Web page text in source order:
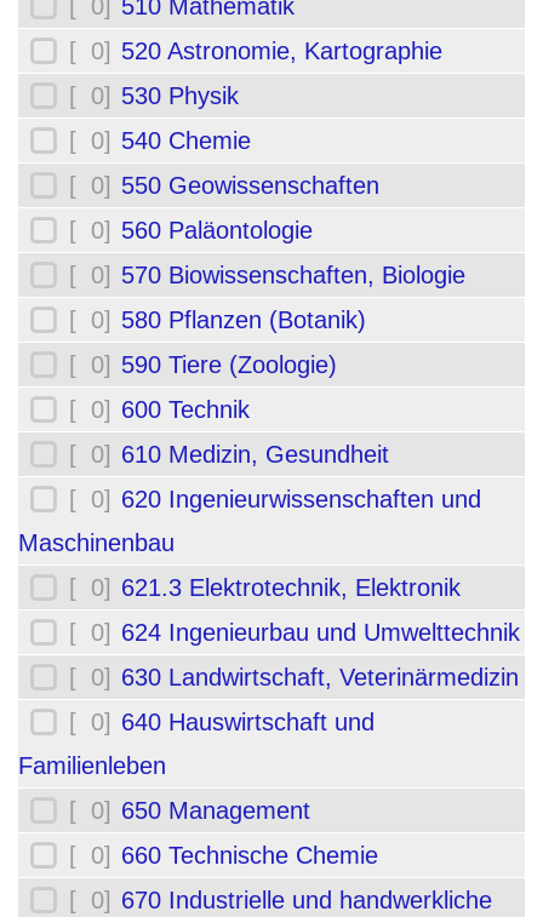
[ 0]
510 Mathematik
[ 0] 520 Astronomie, Kartographie
[ 0] 530 Physik
[ 0] 540 Chemie
[ 0] 550 Geowissenschaften
[ 0] 560 Paläontologie
[ 0] 570 Biowissenschaften, Biologie
[ 0] 580 Pflanzen (Botanik)
[ 0] 590 Tiere (Zoologie)
[ 0] 600 Technik
[ 0] 610 Medizin, Gesundheit
[ 0] 620 Ingenieurwissenschaften und
Maschinenbau
[ 0] 621.3 Elektrotechnik, Elektronik
[ 0] 624 Ingenieurbau und Umwelttechnik
[ 0] 630 Landwirtschaft, Veterinärmedizin
[ 0] 640 Hauswirtschaft und
Familienleben
[ 0] 650 Management
[ 0] 660 Technische Chemie
[ 0] 670 Industrielle und handwerkliche